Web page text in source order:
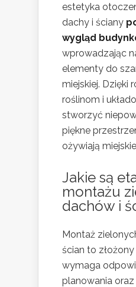
estetyka
dachy i ściany
wygląd
wprowadzając
elementy do
miejskiej. Dzięki
roślinom i
stworzyć
piękne
ożywiają
Jakie są
montażu
dachów i
Montaż
ścian to
wymaga
planowania